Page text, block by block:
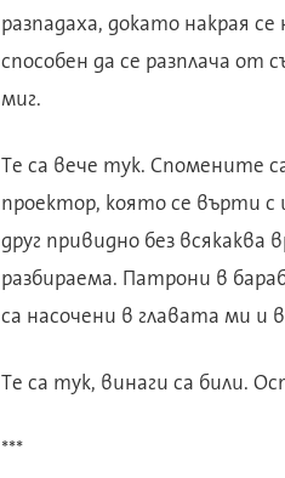
разпадаха, докато накрая
способен да се разплача от
миг.
Те са вече тук. Спомените
проектор, която се върти с
друг привидно без всякаква
разбираема. Патрони в
са насочени в главата ми и
Те са тук, винаги са били.
***